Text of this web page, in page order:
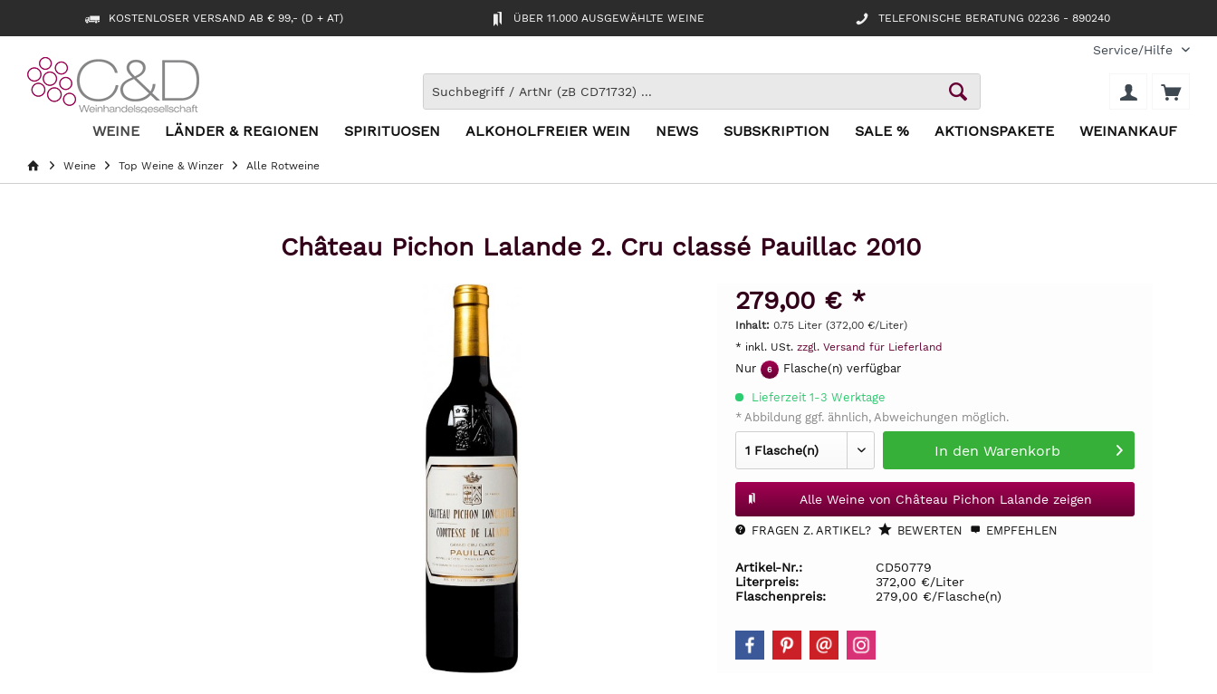
KOSTENLOSER VERSAND AB € 99,- (D + AT) ÜBER 11.000 AUSGEWÄHLTE WEINE TELEFONISCHE BERATUNG 02236 - 890240
Service/Hilfe
WEINE LÄNDER & REGIONEN SPIRITUOSEN ALKOHOLFREIER WEIN NEWS SUBSKRIPTION SALE % AKTIONSPAKETE WEINANKAUF
Weine Top Weine & Winzer Alle Rotweine
Château Pichon Lalande 2. Cru classé Pauillac 2010
279,00 € *
Inhalt: 0.75 Liter (372,00 €/Liter)
* inkl. USt. zzgl. Versand für Lieferland
Nur 6 Flasche(n) verfügbar
Lieferzeit 1-3 Werktage
* Abbildung ggf. ähnlich, Abweichungen möglich.
In den Warenkorb
Alle Weine von Château Pichon Lalande zeigen
FRAGEN Z. ARTIKEL? BEWERTEN EMPFEHLEN
Artikel-Nr.:
CD50779
Literpreis:
372,00 €/Liter
Flaschenpreis:
279,00 €/Flasche(n)